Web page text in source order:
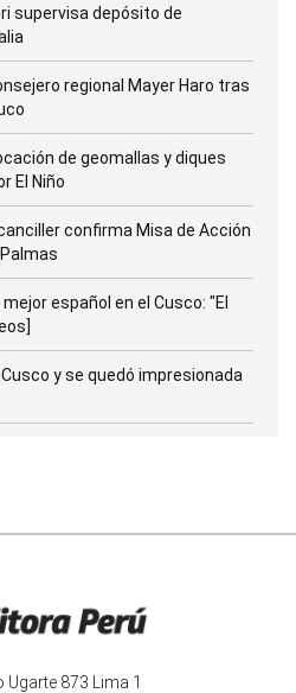
supervisa depósito de
regional Mayer Haro tras
de geomallas y diques
El Niño
confirma Misa de Acción
español en el Cusco: "El
y se quedó impresionada
Ugarte 873 Lima 1